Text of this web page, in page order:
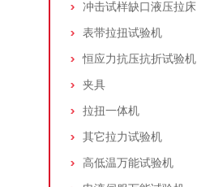
冲击试样缺口液压拉床
表带拉扭试验机
恒应力抗压抗折试验机
夹具
拉扭一体机
其它拉力试验机
高低温万能试验机